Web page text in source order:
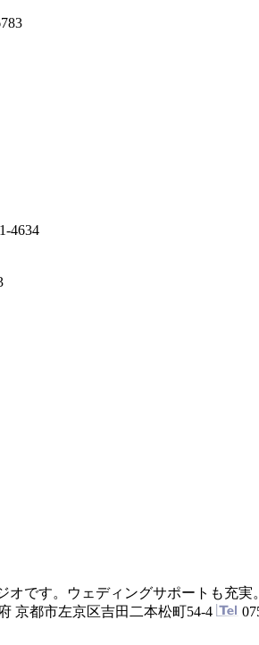
4634
オです。ウェディングサポートも充
京都市左京区吉田二本松町54-4